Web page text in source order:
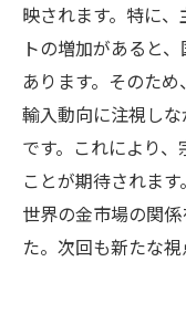
映されます。特に
トの増加があると
あります。そのた
輸入動向に注視し
です。これにより
ことが期待されま
世界の金市場の関
た。次回も新たな